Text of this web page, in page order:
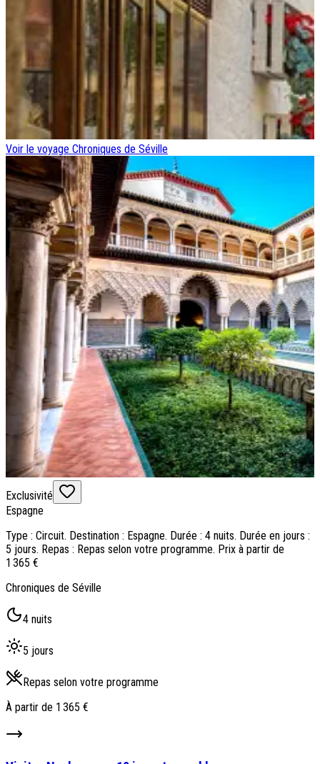
Voir le voyage Chroniques de Séville
Exclusivité
Espagne
Type : Circuit. Destination : Espagne. Durée : 4 nuits. Durée en jours :
5 jours. Repas : Repas selon votre programme. Prix à partir de
1 365 €
Chroniques de Séville
4 nuits
5 jours
Repas selon votre programme
À partir de 1 365 €